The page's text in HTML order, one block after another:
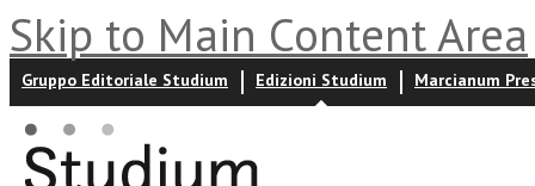
Skip to Main Content Area
Gruppo Editoriale Studium Edizioni Studium Marcianum